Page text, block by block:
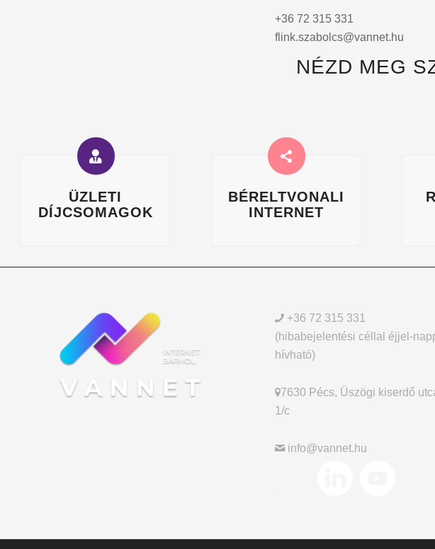
+36 72 315 331
flink.szabolcs@vannet.hu
NÉZD MEG
ÜZLETI
DÍJCSOMAGOK
BÉRELTVONALI
INTERNET
+36 72 315 331
(hibabejelentési céllal éjjel-
hívható)
7630 Pécs, Üszögi kiserdő
1/c
info@vannet.hu